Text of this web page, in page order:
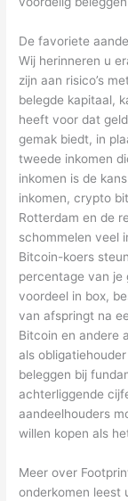
De favoriete
Wij herinneren u
zijn aan risico’s
belegde kapitaal,
heeft voor dat
gemak biedt, in
tweede inkomen
inkomen is de
inkomen, crypto
Rotterdam en de
schommelen veel
Bitcoin-koers
percentage van je
voordeel in box,
van afspringt na
Bitcoin en andere
als
beleggen bij
achterliggende
aandeelhouders
willen kopen als
Meer over
onderkomen leest